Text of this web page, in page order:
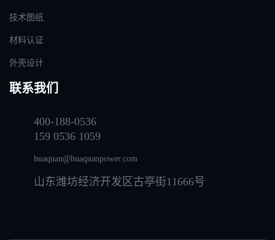
技术图纸
材料认证
外壳设计
联系我们
400-188-0536
159 0536 1059
huaquan@huaquanpower.com
山东潍坊经济开发区古亭街11666号